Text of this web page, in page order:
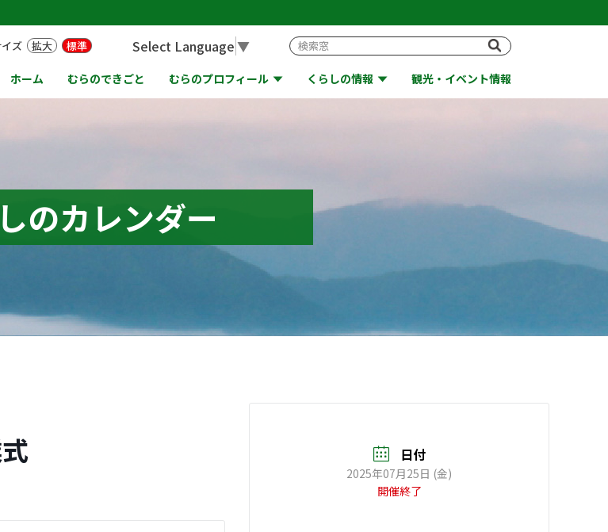
ホーム むらのできごと むらのプロフィール くらしの情報 観光・イベント情報
ズ 拡大 標準 Select Language▼
のカレンダー
日付
2025年07月25日 (金)
開催終了